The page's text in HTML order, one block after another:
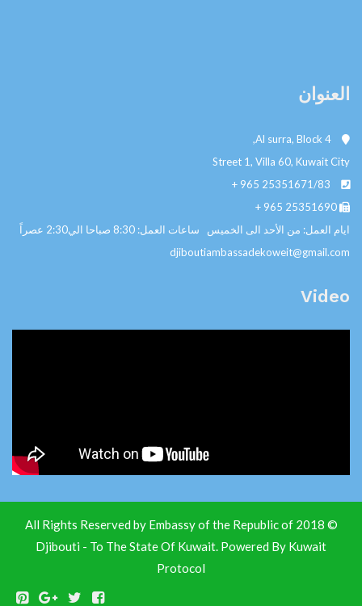
العنوان
Street 1, Villa 60, Kuwait City
+ 965 25351671/83
+ 965 25351690
ايام العمل: من الأحد الى الخميس ساعات العمل: 8:30 صباحا الي2:30 عصراً
djiboutiambassadekoweit@gmail.com
Video
© 2018 All Rights Reserved by Embassy of the Republic of
Djibouti - To The State Of Kuwait. Powered By Kuwait
Protocol